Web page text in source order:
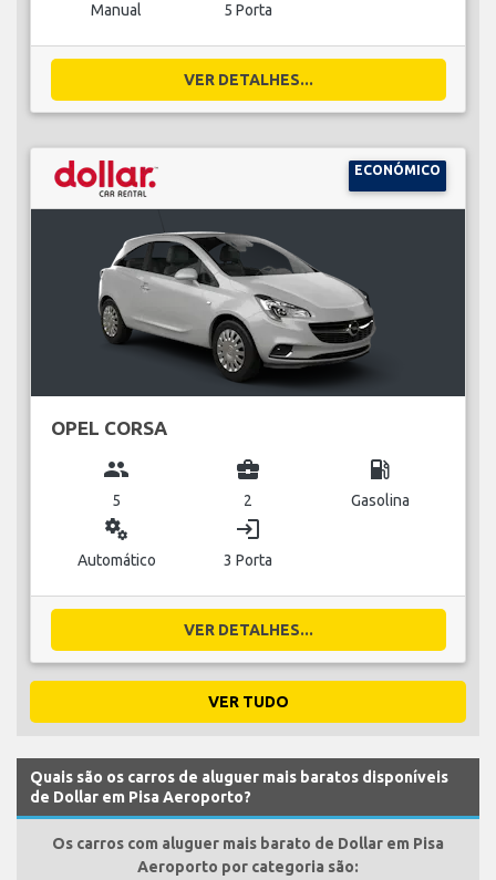
Manual 5 Porta
VER DETALHES...
ECONÓMICO
OPEL CORSA
group
5
business_center
2
local_gas_station
Gasolina
miscellaneous_services
Automático
login
3 Porta
VER DETALHES...
VER TUDO
Quais são os carros de aluguer mais baratos disponíveis
de Dollar em Pisa Aeroporto?
Os carros com aluguer mais barato de Dollar em Pisa
Aeroporto por categoria são: